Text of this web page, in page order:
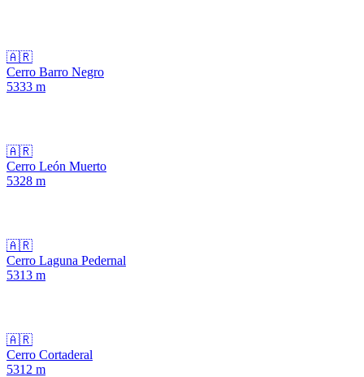
🇦🇷
Cerro Barro Negro
5333 m
🇦🇷
Cerro León Muerto
5328 m
🇦🇷
Cerro Laguna Pedernal
5313 m
🇦🇷
Cerro Cortaderal
5312 m